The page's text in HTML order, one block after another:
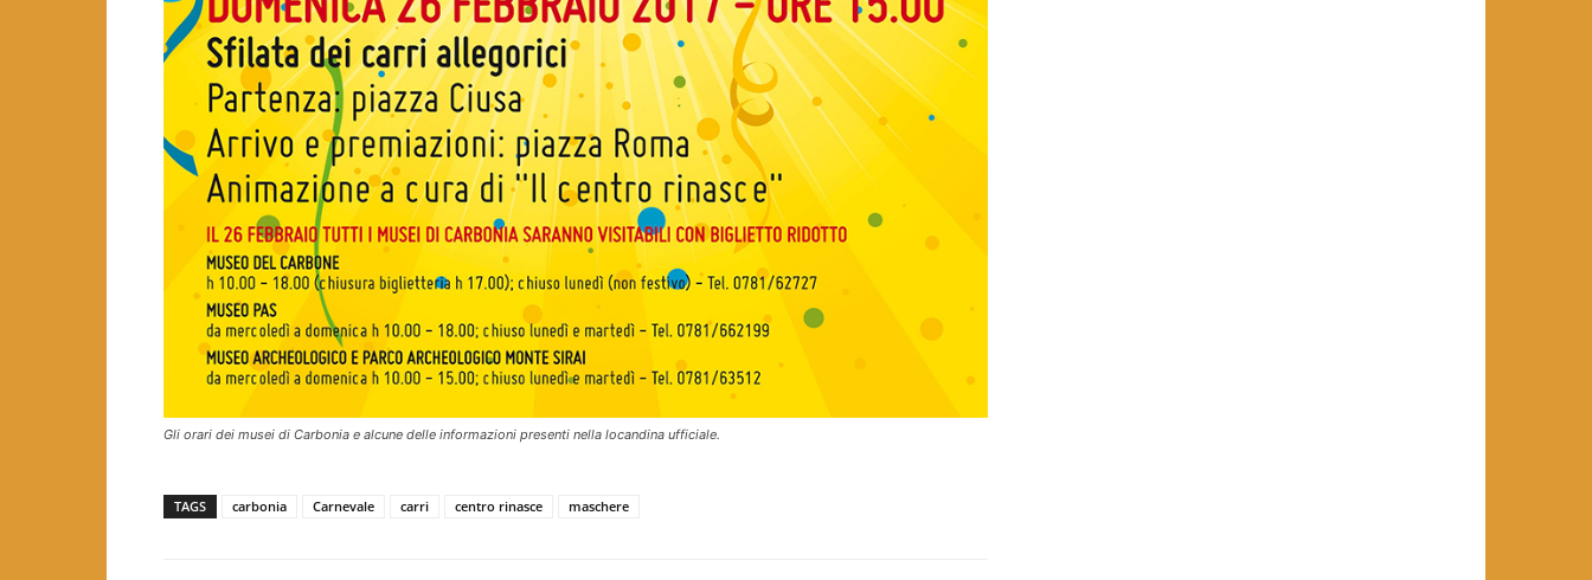
Gli orari dei musei di Carbonia e alcune delle informazioni presenti nella locandina ufficiale.
TAGS carbonia Carnevale carri centro rinasce maschere